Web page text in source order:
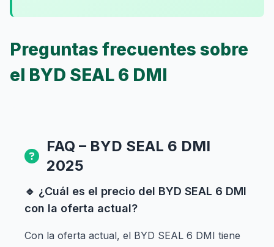
Preguntas frecuentes sobre
el BYD SEAL 6 DMI
FAQ – BYD SEAL 6 DMI
2025
🔹 ¿Cuál es el precio del BYD SEAL 6 DMI
con la oferta actual?
Con la oferta actual, el BYD SEAL 6 DMI tiene